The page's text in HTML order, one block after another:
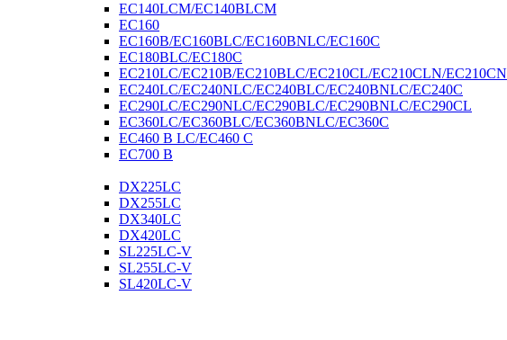
EC140LCM/EC140BLCM
EC160
EC160B/EC160BLC/EC160BNLC/EC160C
EC180BLC/EC180C
EC210LC/EC210B/EC210BLC/EC210CL/EC210CLN/EC210CN
EC240LC/EC240NLC/EC240BLC/EC240BNLC/EC240C
EC290LC/EC290NLC/EC290BLC/EC290BNLC/EC290CL
EC360LC/EC360BLC/EC360BNLC/EC360C
EC460 B LC/EC460 C
EC700 B
DX225LC
DX255LC
DX340LC
DX420LC
SL225LC-V
SL255LC-V
SL420LC-V